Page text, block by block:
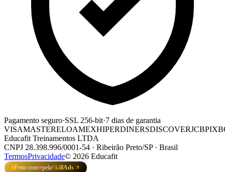
Pagamento seguro·SSL 256-bit·7 dias de garantia
VISAMASTERELOAMEXHIPERDINERSDISCOVERJCBPIX
Educafit Treinamentos LTDA
CNPJ 28.398.996/0001-54 · Ribeirão Preto/SP · Brasil
TermosPrivacidade© 2026 Educafit
Feito com❤pelaSkillAds